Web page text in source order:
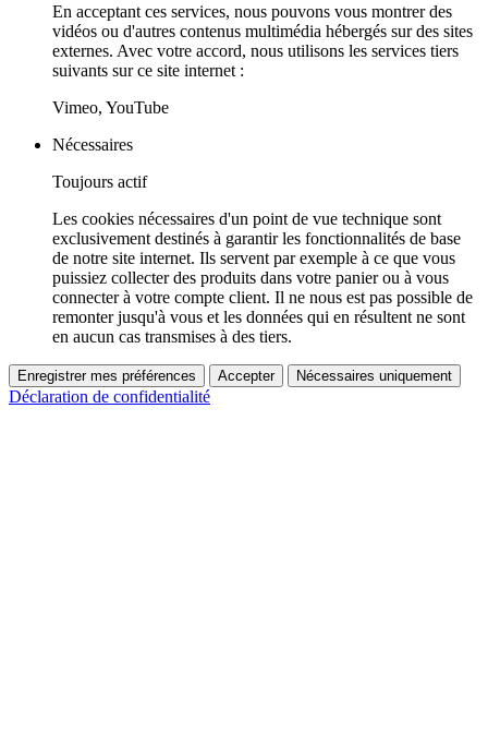
En acceptant ces services, nous pouvons vous montrer des
vidéos ou d'autres contenus multimédia hébergés sur des sites
externes. Avec votre accord, nous utilisons les services tiers
suivants sur ce site internet :
Vimeo, YouTube
Nécessaires
Toujours actif
Les cookies nécessaires d'un point de vue technique sont
exclusivement destinés à garantir les fonctionnalités de base
de notre site internet. Ils servent par exemple à ce que vous
puissiez collecter des produits dans votre panier ou à vous
connecter à votre compte client. Il ne nous est pas possible de
remonter jusqu'à vous et les données qui en résultent ne sont
en aucun cas transmises à des tiers.
Enregistrer mes préférences Accepter Nécessaires uniquement
Déclaration de confidentialité